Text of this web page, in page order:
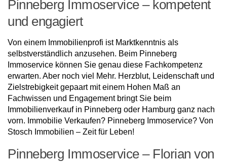
Pinneberg Immoservice – kompetent
und engagiert
Von einem Immobilienprofi ist Marktkenntnis als
selbstverständlich anzusehen. Beim Pinneberg
Immoservice können Sie genau diese Fachkompetenz
erwarten. Aber noch viel Mehr. Herzblut, Leidenschaft und
Zielstrebigkeit gepaart mit einem Hohen Maß an
Fachwissen und Engagement bringt Sie beim
Immobilienverkauf in Pinneberg oder Hamburg ganz nach
vorn. Immobilie Verkaufen? Pinneberg Immoservice? Von
Stosch Immobilien – Zeit für Leben!
Pinneberg Immoservice – Florian von